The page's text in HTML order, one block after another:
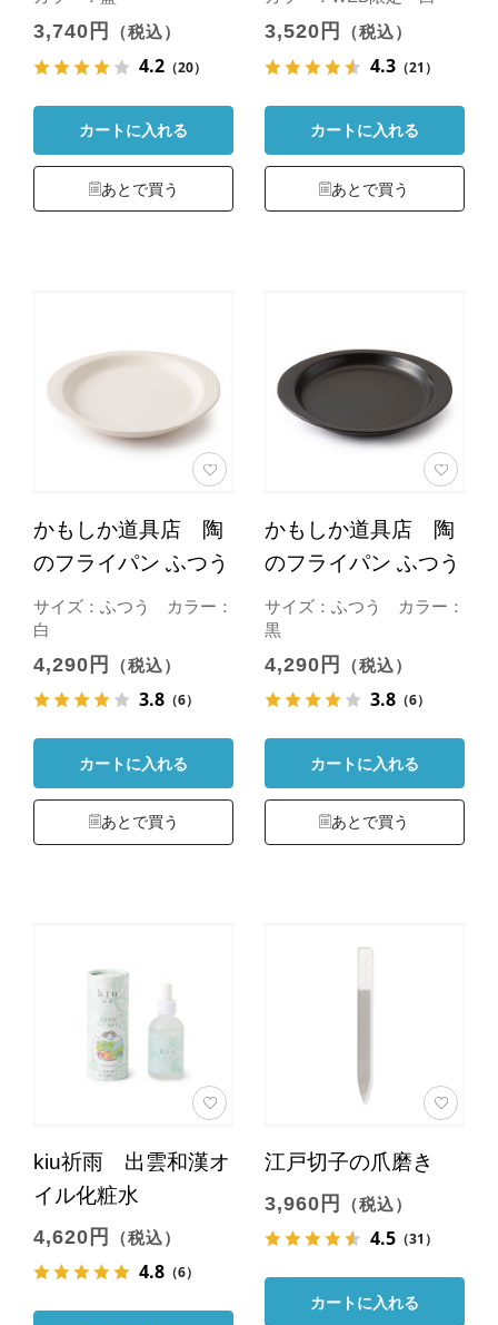
3,740円 （税込）
4.2（20）
カートに入れる
あとで買う
3,520円 （税込）
4.3（21）
カートに入れる
あとで買う
かもしか道具店 陶
のフライパン ふつう
サイズ：ふつう カラー：
白
4,290円 （税込）
3.8（6）
カートに入れる
あとで買う
かもしか道具店 陶
のフライパン ふつう
サイズ：ふつう カラー：
黒
4,290円 （税込）
3.8（6）
カートに入れる
あとで買う
kiu祈雨 出雲和漢オ
イル化粧水
4,620円 （税込）
4.8（6）
江戸切子の爪磨き
3,960円 （税込）
4.5（31）
カートに入れる